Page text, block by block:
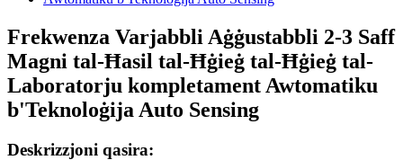
Frekwenza Varjabbli Aġġustabbli 2-3 Saff
Magni tal-Ħasil ​​tal-Ħġieġ tal-Ħġieġ tal-
Laboratorju kompletament Awtomatiku
b'Teknoloġija Auto Sensing
Deskrizzjoni qasira: